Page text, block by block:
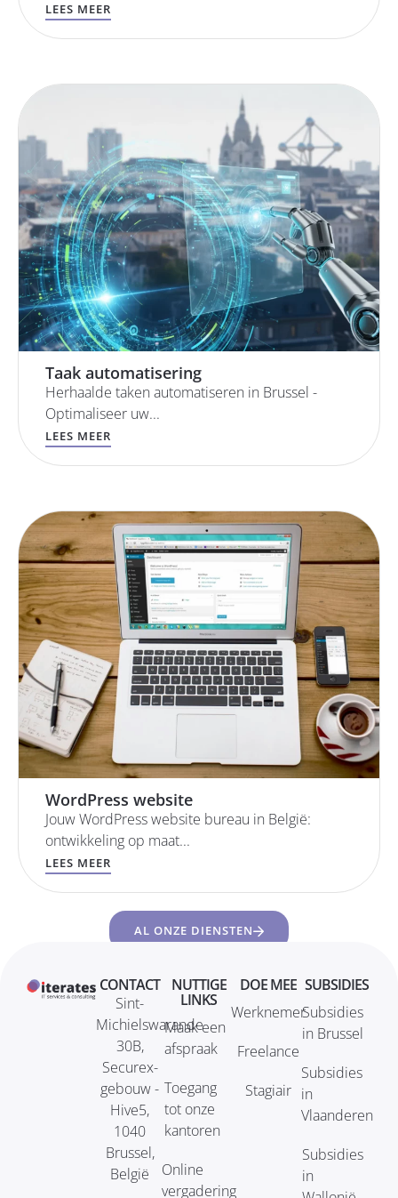
LEES MEER
Taak automatisering
Herhaalde taken automatiseren in Brussel -
Optimaliseer uw...
LEES MEER
WordPress website
Jouw WordPress website bureau in België:
ontwikkeling op maat...
LEES MEER
AL ONZE DIENSTEN
CONTACT
Sint-
Michielswarande
30B,
Securex-
gebouw -
Hive5,
1040
Brussel,
België
NUTTIGE
LINKS
Maak een
afspraak
Toegang
tot onze
kantoren
Online
vergadering
DOE MEE
Werknemer
Freelance
Stagiair
SUBSIDIES
Subsidies
in Brussel
Subsidies
in
Vlaanderen
Subsidies
in